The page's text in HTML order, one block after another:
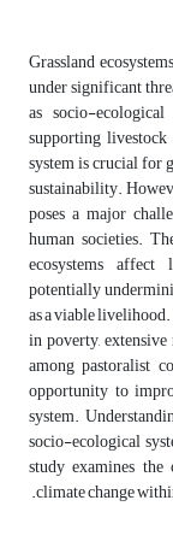
Grassland
under significant
as socio-
supporting
system is crucial for
sustainability.
poses a major
human societies.
ecosystems
potentially
as a viable
in poverty,
among pastoralist
opportunity to
system.
socio-ecological
study examines
climate change